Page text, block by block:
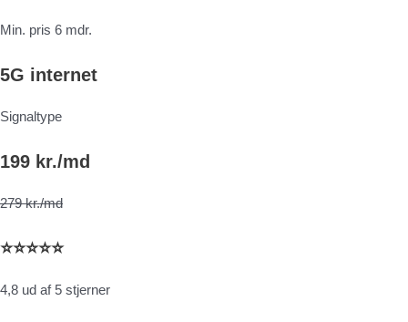
Min. pris 6 mdr.
5G internet
Signaltype
199 kr./md
279 kr./md
⭐⭐⭐⭐⭐
4,8 ud af 5 stjerner